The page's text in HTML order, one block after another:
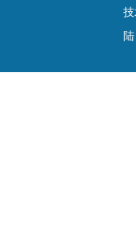
陆